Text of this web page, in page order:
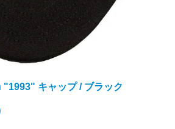
キャップ / ブラック